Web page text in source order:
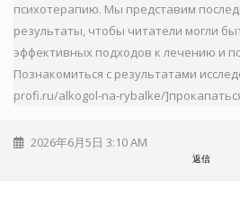
психотерапию. Мы представим
результаты, чтобы читатели могли
эффективных подходов к лечению и
Познакомиться с результатами
profi.ru/alkogol-na-rybalke/
2026年6月5日 3:10 AM
返信